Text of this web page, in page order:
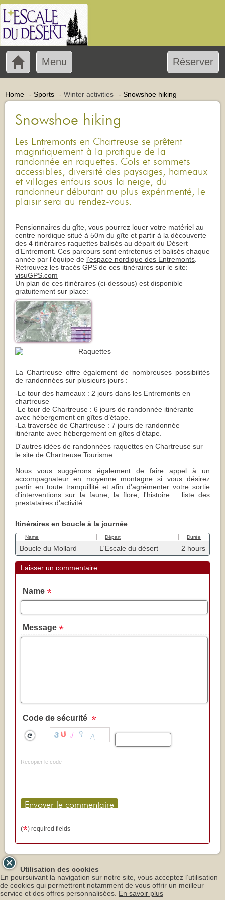
Menu Réserver
Home - Sports - Winter activities - Snowshoe hiking
Snowshoe hiking
Les Entremonts en Chartreuse se prêtent
magnifiquement à la pratique de la
randonnée en raquettes. Cols et sommets
accessibles, diversité des paysages, hameaux
et villages enfouis sous la neige, du
randonneur débutant au plus expérimenté, le
plaisir sera au rendez-vous.
Pensionnaires du gîte, vous pourrez louer votre matériel au
centre nordique situé à 50m du gîte et partir à la découverte
des 4 itinéraires raquettes balisés au départ du Désert
d’Entremont. Ces parcours sont entretenus et balisés chaque
année par l'équipe de l'espace nordique des Entremonts
Retrouvez les tracés GPS de ces itinéraires sur le site:
visuGPS.com
Un plan de ces itinéraires (ci-dessous) est disponible
gratuitement sur place:
La Chartreuse offre également de nombreuses possibilités
de randonnées sur plusieurs jours :
-Le tour des hameaux : 2 jours dans les Entremonts en
chartreuse
​-Le tour de Chartreuse : 6 jours de randonnée itinérante
avec hébergement en gîtes d’étape.
-La traversée de Chartreuse : 7 jours de randonnée
itinérante avec hébergement en gîtes d’étape.
D'autres idées de randonnées raquettes en Chartreuse sur
le site de Chartreuse Tourisme
Nous vous suggérons également de faire appel à un
accompagnateur en moyenne montagne si vous désirez
partir en toute tranquillité et afin d'agrémenter votre sortie
d'interventions sur la faune, la flore, l'histoire...: liste des
prestataires d'activité
Itinéraires en boucle à la journée
Name Départ Durée
Boucle du Mollard L'Escale du désert 2 hours
Laisser un commentaire
Name
Message
Code de sécurité
Recopier le code
( ) required fields
Utilisation des cookies
En poursuivant la navigation sur notre site, vous acceptez l’utilisation
de cookies qui permettront notamment de vous offrir un meilleur
service et des offres personnalisées. En savoir plus